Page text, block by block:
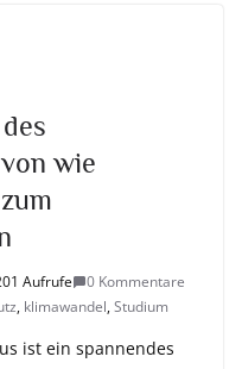
wie
Aufrufe
0 Kommentare
, klimawandel,Studium
ist ein spannendes